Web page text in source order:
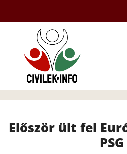
tartalomba
Először ült fel
PSG